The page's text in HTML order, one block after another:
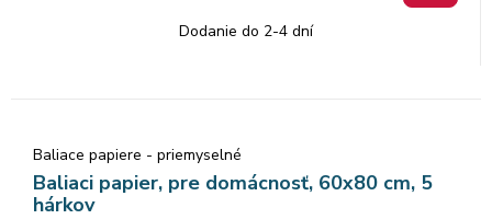
Dodanie do 2-4 dní
Baliace papiere - priemyselné
Baliaci papier, pre domácnosť, 60x80 cm, 5
hárkov